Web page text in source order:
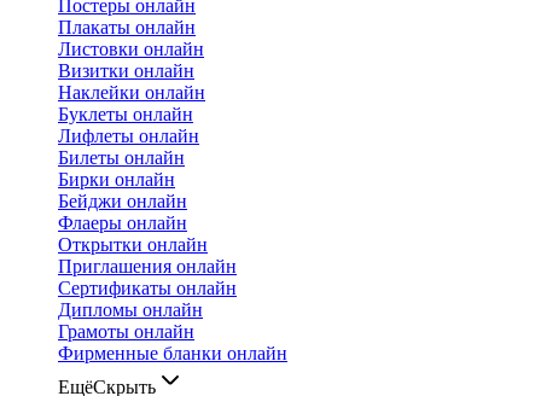
Постеры онлайн
Плакаты онлайн
Листовки онлайн
Визитки онлайн
Наклейки онлайн
Буклеты онлайн
Лифлеты онлайн
Билеты онлайн
Бирки онлайн
Бейджи онлайн
Флаеры онлайн
Открытки онлайн
Приглашения онлайн
Сертификаты онлайн
Дипломы онлайн
Грамоты онлайн
Фирменные бланки онлайн
ЕщёСкрыть